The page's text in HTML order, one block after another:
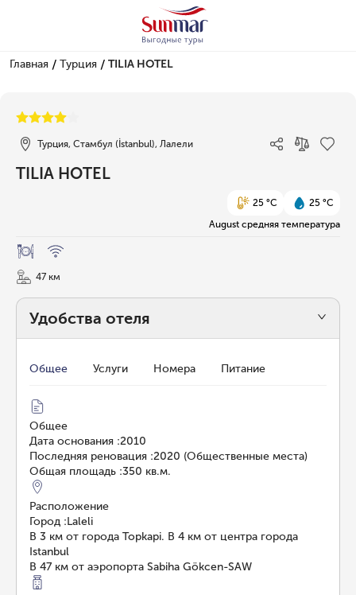
Главная / Турция / TILIA HOTEL
Турция, Стамбул (İstanbul), Лалели
TILIA HOTEL
25 °C
25 °C
August средняя температура
47 км
Удобства отеля
Общее Услуги Номера Питание
Общее
Дата основания :2010
Последняя реновация :2020 (Общественные места)
Общая площадь :350 кв.м.
Расположение
Город :Laleli
В 3 км от города Topkapi. В 4 км от центра города
Istanbul
В 47 км от аэропорта Sabiha Gökcen-SAW